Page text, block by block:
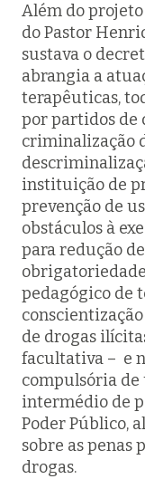
Além do projeto
do Pastor
sustava o
abrangia a
terapêuticas,
por partidos de
criminalização
instituição de
prevenção de
obstáculos à
para redução
pedagógico de
de drogas
facultativa – e
compulsória de
intermédio de
Poder Público,
sobre as penas
drogas.